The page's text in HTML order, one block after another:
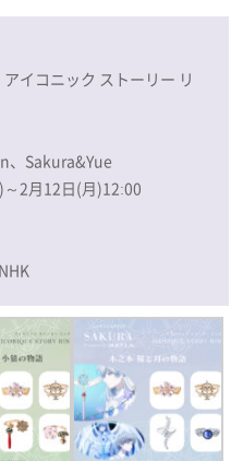
イコニック ストーリー リ
、Sakura&Yue
2月12日(月)12:00